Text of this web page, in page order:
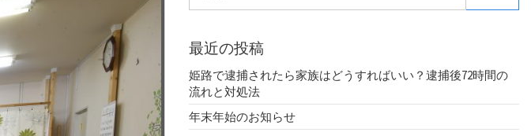
最近の投稿
姫路で逮捕されたら家族はどうすればいい？逮捕後72時間の
流れと対処法
年末年始のお知らせ